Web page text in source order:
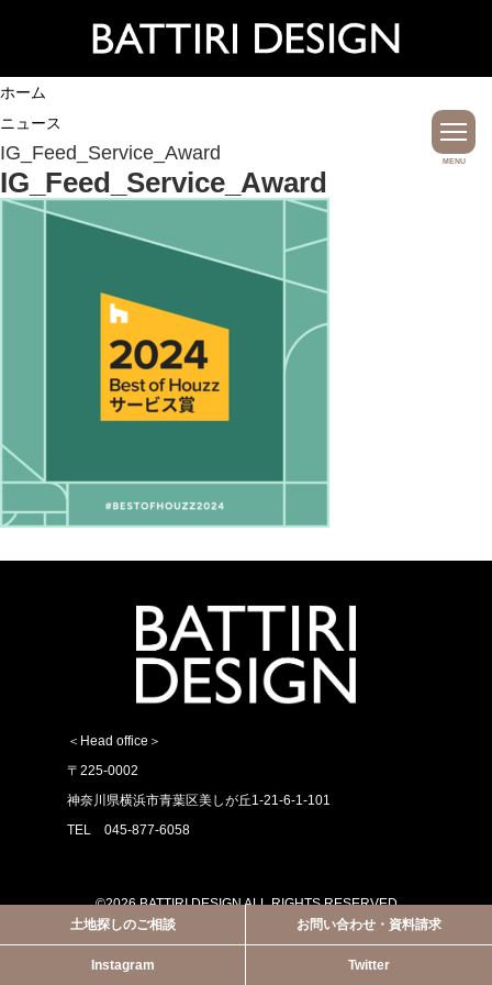
MENU
ホーム
ニュース
IG_Feed_Service_Award
IG_Feed_Service_Award
＜Head office＞
〒225-0002
神奈川県横浜市青葉区美しが丘1-21-6-1-101
TEL 045-877-6058
©2026 BATTIRI DESIGN ALL RIGHTS RESERVED
土地探しのご相談
お問い合わせ・資料請求
Instagram Twitter